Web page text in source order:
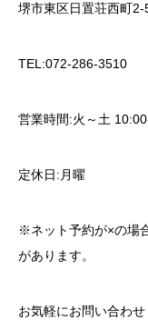
堺市東区日置荘西町
TEL:072-286-3510
営業時間:火～土
定休日:月曜
※ネット予約が×の場
があります。
お気軽にお問い合わせ